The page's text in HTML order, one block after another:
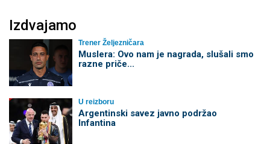
Izdvajamo
Trener Željezničara
Muslera: Ovo nam je nagrada, slušali smo
razne priče...
U reizboru
Argentinski savez javno podržao
Infantina